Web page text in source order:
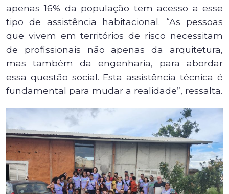
apenas 16% da população tem acesso a esse
tipo de assistência habitacional. “As pessoas
que vivem em territórios de risco necessitam
de profissionais não apenas da arquitetura,
mas também da engenharia, para abordar
essa questão social. Esta assistência técnica é
fundamental para mudar a realidade”, ressalta.